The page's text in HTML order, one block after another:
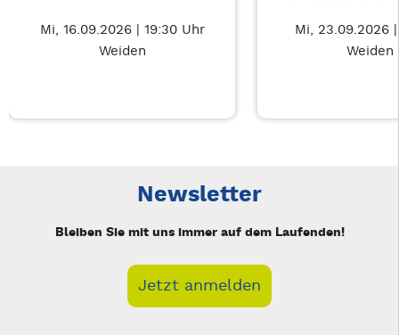
Mi, 16.09.2026 | 19:30 Uhr
Weiden
Mi, 23.09.2026
Weiden
Newsletter
Bleiben Sie mit uns immer auf dem Laufenden!
Jetzt anmelden